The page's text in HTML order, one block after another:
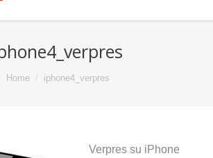
Home iphone4_verpres
Verpres su iPhone